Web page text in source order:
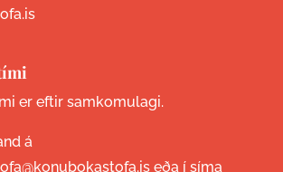
er eftir samkomulagi.
á
eða í síma